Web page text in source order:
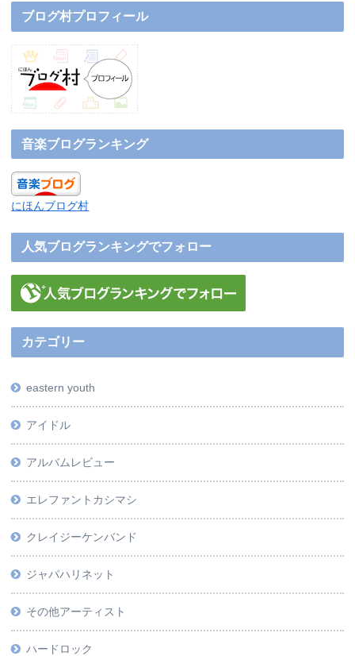
ブログ村プロフィール
音楽ブログランキング
にほんブログ村
人気ブログランキングでフォロー
カテゴリー
eastern youth
アイドル
アルバムレビュー
エレファントカシマシ
クレイジーケンバンド
ジャパハリネット
その他アーティスト
ハードロック